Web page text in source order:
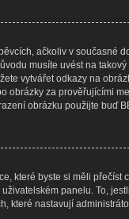
ačkoliv v současné
musíte uvést na
vytvářet odkazy na
obrázky za prověřujícími
obrázku použijte buď
které byste si měli přečíst
panelu. To,
které nastavují